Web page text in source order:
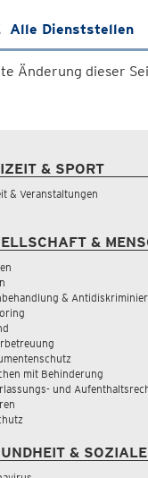
Alle Dienststellen
Änderung dieser
& SPORT
& Veranstaltungen
&
&
mit Behinderung
und
&